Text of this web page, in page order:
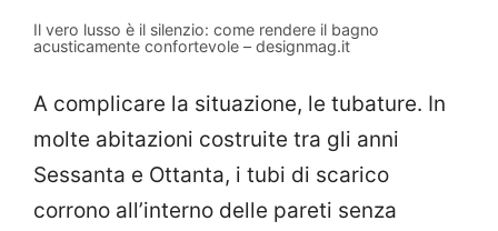
Il vero lusso è il silenzio: come rendere il bagno
acusticamente confortevole – designmag.it
A complicare la situazione, le tubature. In
molte abitazioni costruite tra gli anni
Sessanta e Ottanta, i tubi di scarico
corrono all’interno delle pareti senza